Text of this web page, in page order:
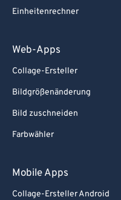
Einheitenrechner
Web-Apps
Collage-Ersteller
Bildgrößenänderung
Bild zuschneiden
Farbwähler
Mobile Apps
Collage-Ersteller Android